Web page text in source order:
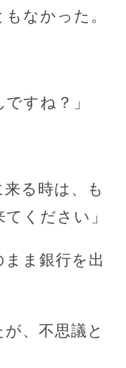
なかった。
すね？」
来る時は、も
ください」
ま銀行を出
、不思議と